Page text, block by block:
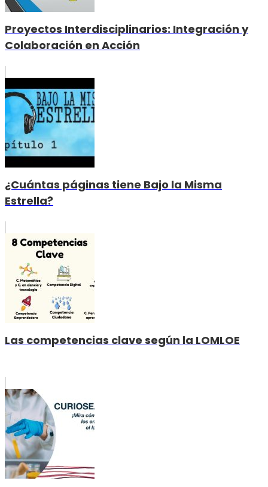
Proyectos Interdisciplinarios: Integración y
Colaboración en Acción
¿Cuántas páginas tiene Bajo la Misma
Estrella?
Las competencias clave según la LOMLOE